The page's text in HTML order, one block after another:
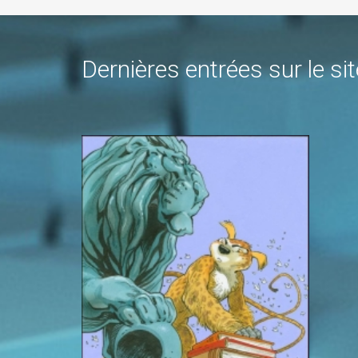
Dernières entrées sur le